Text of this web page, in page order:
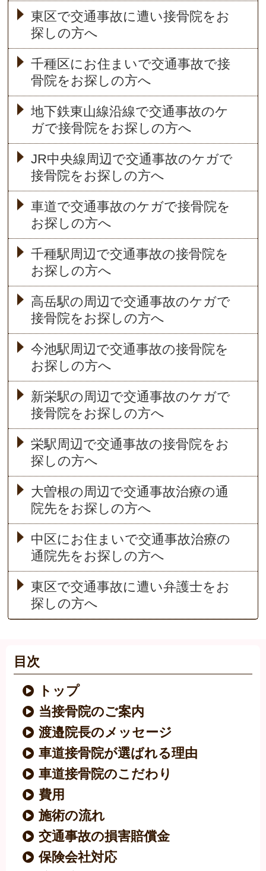
東区で交通事故に遭い接骨院をお
探しの方へ
千種区にお住まいで交通事故で接
骨院をお探しの方へ
地下鉄東山線沿線で交通事故のケ
ガで接骨院をお探しの方へ
JR中央線周辺で交通事故のケガで
接骨院をお探しの方へ
車道で交通事故のケガで接骨院を
お探しの方へ
千種駅周辺で交通事故の接骨院を
お探しの方へ
高岳駅の周辺で交通事故のケガで
接骨院をお探しの方へ
今池駅周辺で交通事故の接骨院を
お探しの方へ
新栄駅の周辺で交通事故のケガで
接骨院をお探しの方へ
栄駅周辺で交通事故の接骨院をお
探しの方へ
大曽根の周辺で交通事故治療の通
院先をお探しの方へ
中区にお住まいで交通事故治療の
通院先をお探しの方へ
東区で交通事故に遭い弁護士をお
探しの方へ
目次
トップ
当接骨院のご案内
渡邉院長のメッセージ
車道接骨院が選ばれる理由
車道接骨院のこだわり
費用
施術の流れ
交通事故の損害賠償金
保険会社対応